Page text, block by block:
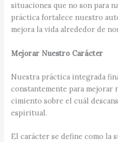
situaciones que no son para
práctica fortalece nuestro
mejora la vida alrededor de
Mejorar Nuestro Carácter
Nuestra práctica integrada
constantemente para mejorar
cimiento sobre el cuál
espiritual.
El carácter se define como la